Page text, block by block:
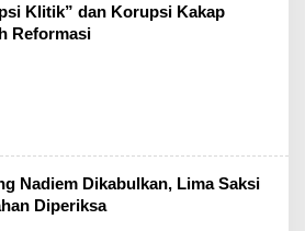
Klitik” dan Korupsi Kakap
Reformasi
Nadiem Dikabulkan, Lima Saksi
Diperiksa